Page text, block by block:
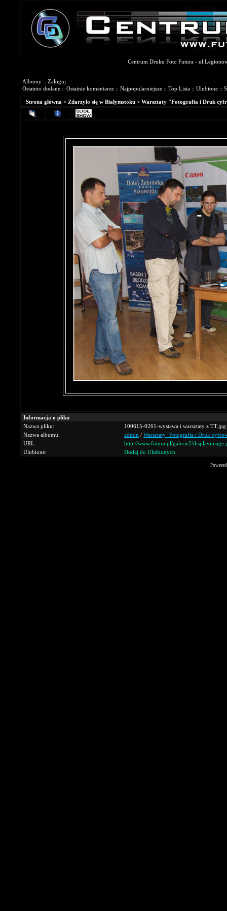
Centrum Druku Foto Futura -
Albumy :: Zaloguj
Ostatnio dodane :: Ostatnie komentarze :: Najpopularniejsze :: Top Lista :: Ulubione ::
Strona główna > Zdarzyło się w Białymstoku > Warsztaty "Fotografia i Druk
Informacja o pliku
Nazwa pliku:
100615-0261-wystawa i warsztaty z TT.jpg
Nazwa albumu:
admin / Warsztaty "Fotografia i Druk
URL:
http://www.futura.pl/galerie2/
Ulubione:
Dodaj do Ulubionych